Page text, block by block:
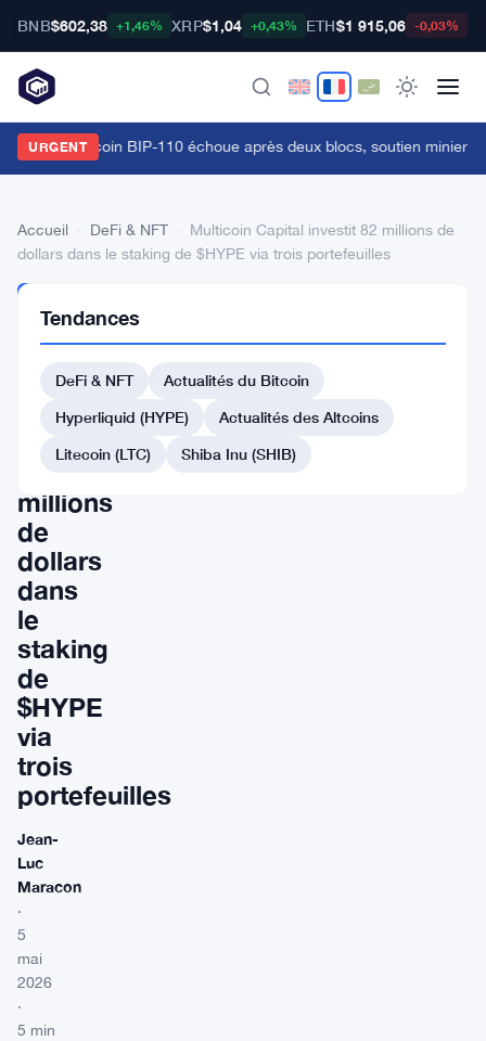
BNB$602,38 +1,46% XRP$1,04 +0,43% ETH$1 915,06 -0,03%
URGENT
fourche bitcoin BIP-110 échoue après deux blocs, soutien minier à
Accueil DeFi & NFT
Multicoin Capital investit 82 millions de
dollars dans le staking de $HYPE via trois portefeuilles
NFT
Multicoin
Capital
investit
millions
de
dollars
dans
le
staking
de
$HYPE
via
trois
portefeuilles
Jean-
Luc
Maracon
·
5
mai
2026
·
5 min
Tendances
DeFi & NFT
Actualités du Bitcoin
Hyperliquid (HYPE)
Actualités des Altcoins
Litecoin (LTC)
Shiba Inu (SHIB)